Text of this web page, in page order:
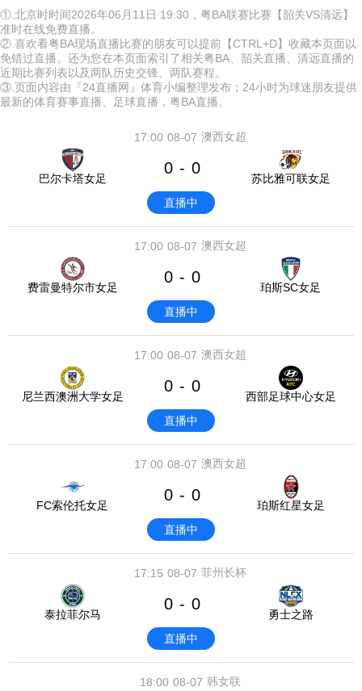
①.北京时时间2026年06月11日 19:30，粤BA联赛比赛【韶关VS清远】
准时在线免费直播。
②.喜欢看粤BA现场直播比赛的朋友可以提前【CTRL+D】收藏本页面以
免错过直播。还为您在本页面索引了相关粤BA、韶关直播、清远直播的
近期比赛列表以及两队历史交锋、两队赛程。
③.页面内容由『24直播网』体育小编整理发布；24小时为球迷朋友提供
最新的体育赛事直播、足球直播，粤BA直播。
08-07
17:00 澳西女超
巴尔卡塔女足
0 - 0
苏比雅可联女足
直播中
08-07
17:00 澳西女超
费雷曼特尔市女足
0 - 0
珀斯SC女足
直播中
08-07
17:00 澳西女超
尼兰西澳洲大学女足
0 - 0
西部足球中心女足
直播中
08-07
17:00 澳西女超
FC索伦托女足
0 - 0
珀斯红星女足
直播中
08-07
17:15 菲州长杯
泰拉菲尔马
0 - 0
勇士之路
直播中
08-07
18:00 韩女联